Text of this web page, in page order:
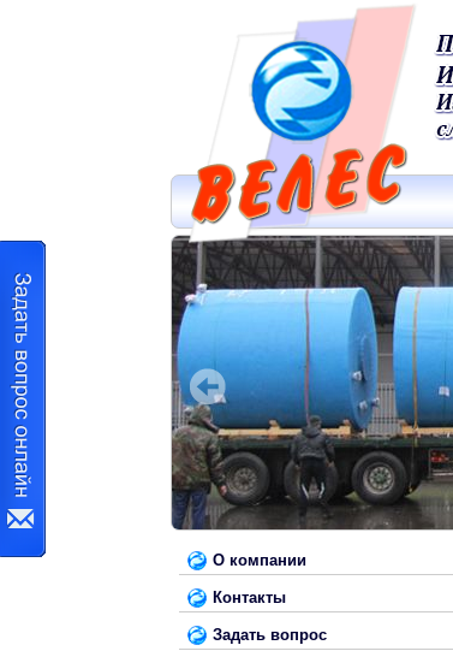
О компании
Контакты
Задать вопрос